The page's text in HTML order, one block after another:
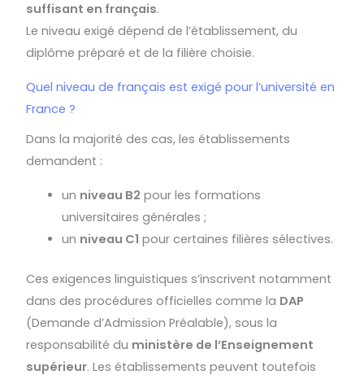
suffisant en français.
Le niveau exigé dépend de l’établissement, du
diplôme préparé et de la filière choisie.
Quel niveau de français est exigé pour l’université en
France ?
Dans la majorité des cas, les établissements
demandent :
un niveau B2 pour les formations
universitaires générales ;
un niveau C1 pour certaines filières sélectives.
Ces exigences linguistiques s’inscrivent notamment
dans des procédures officielles comme la DAP
(Demande d’Admission Préalable), sous la
responsabilité du ministère de l’Enseignement
supérieur. Les établissements peuvent toutefois